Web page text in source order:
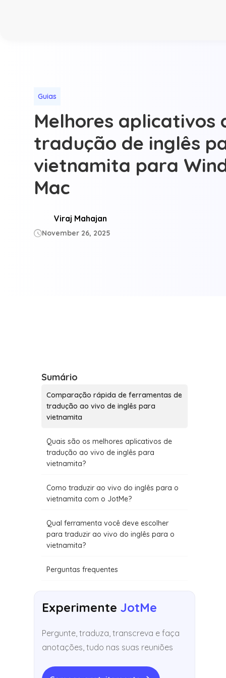
Guias
Melhores aplicativos
tradução de inglês
vietnamita para
Mac
Viraj Mahajan
November 26, 2025
Sumário
Comparação rápida de ferramentas de
tradução ao vivo de inglês para
vietnamita
Quais são os melhores aplicativos de
tradução ao vivo de inglês para
vietnamita?
‍Como traduzir ao vivo do inglês para o
vietnamita com o JotMe?
Qual ferramenta você deve escolher
para traduzir ao vivo do inglês para o
vietnamita?
Perguntas frequentes
ExperimenteJotMe
Pergunte, traduza, transcreva e faça
anotações, tudo nas suas reuniões